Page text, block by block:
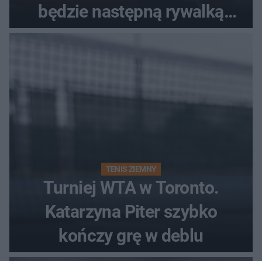
będzie następną rywalką
TENIS ZIEMNY
Turniej WTA w Toronto.
Katarzyna Piter szybko
kończy grę w deblu